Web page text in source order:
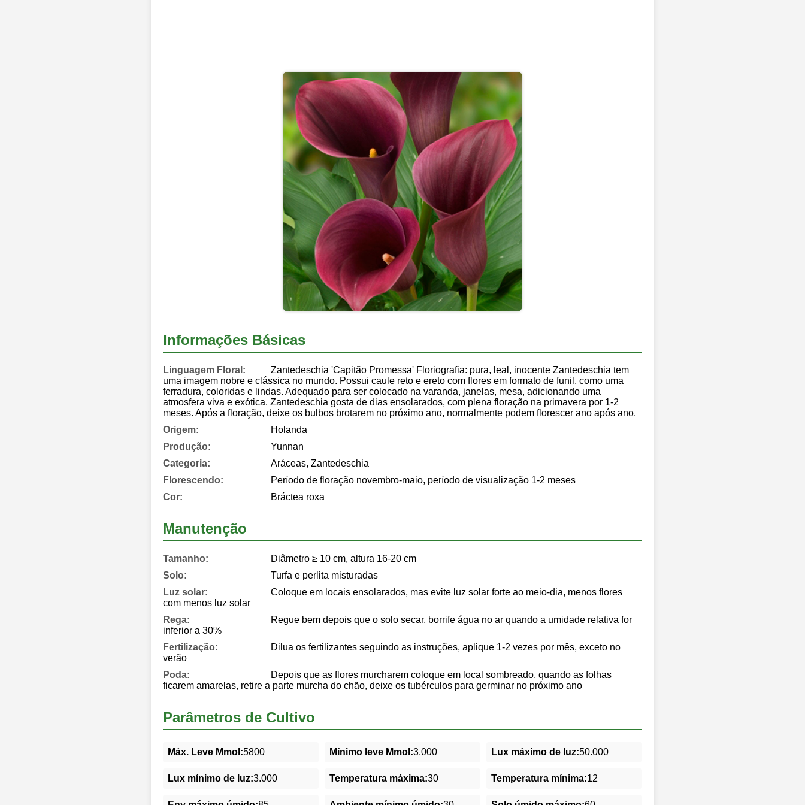
Informações Básicas
Linguagem Floral:
Zantedeschia 'Capitão Promessa' Floriografia: pura, leal, inocente Zantedeschia tem
uma imagem nobre e clássica no mundo. Possui caule reto e ereto com flores em formato de funil, como uma
ferradura, coloridas e lindas. Adequado para ser colocado na varanda, janelas, mesa, adicionando uma
atmosfera viva e exótica. Zantedeschia gosta de dias ensolarados, com plena floração na primavera por 1-2
meses. Após a floração, deixe os bulbos brotarem no próximo ano, normalmente podem florescer ano após ano.
Origem:
Holanda
Produção:
Yunnan
Categoria:
Aráceas, Zantedeschia
Florescendo:
Período de floração novembro-maio, período de visualização 1-2 meses
Cor:
Bráctea roxa
Manutenção
Tamanho:
Diâmetro ≥ 10 cm, altura 16-20 cm
Solo:
Turfa e perlita misturadas
Luz solar:
Coloque em locais ensolarados, mas evite luz solar forte ao meio-dia, menos flores
com menos luz solar
Rega:
Regue bem depois que o solo secar, borrife água no ar quando a umidade relativa for
inferior a 30%
Fertilização:
Dilua os fertilizantes seguindo as instruções, aplique 1-2 vezes por mês, exceto no
verão
Poda:
Depois que as flores murcharem coloque em local sombreado, quando as folhas
ficarem amarelas, retire a parte murcha do chão, deixe os tubérculos para germinar no próximo ano
Parâmetros de Cultivo
Máx. Leve Mmol:5800 Mínimo leve Mmol:3.000 Lux máximo de luz:50.000
Lux mínimo de luz:3.000 Temperatura máxima:30 Temperatura mínima:12